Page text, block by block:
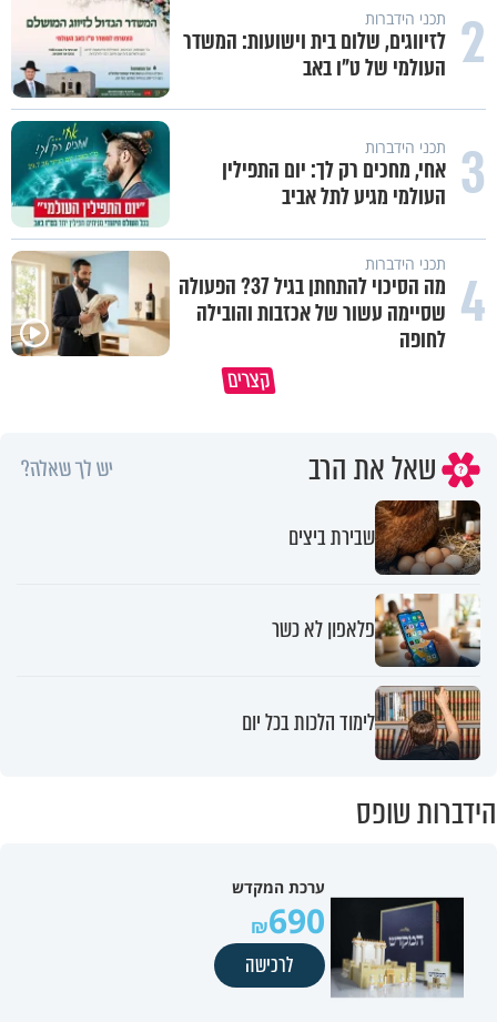
2 תכני הידברות
לזיווגים, שלום בית וישועות: המשדר
העולמי של ט"ו באב
3 תכני הידברות
אחי, מחכים רק לך: יום התפילין
העולמי מגיע לתל אביב
4 תכני הידברות
מה הסיכוי להתחתן בגיל 37? הפעולה
שסיימה עשור של אכזבות והובילה
לחופה
קצרים
שאל את הרב יש לך שאלה?
שבירת ביצים
פלאפון לא כשר
לימוד הלכות בכל יום
הידברות שופס
ערכת המקדש
690
לרכישה